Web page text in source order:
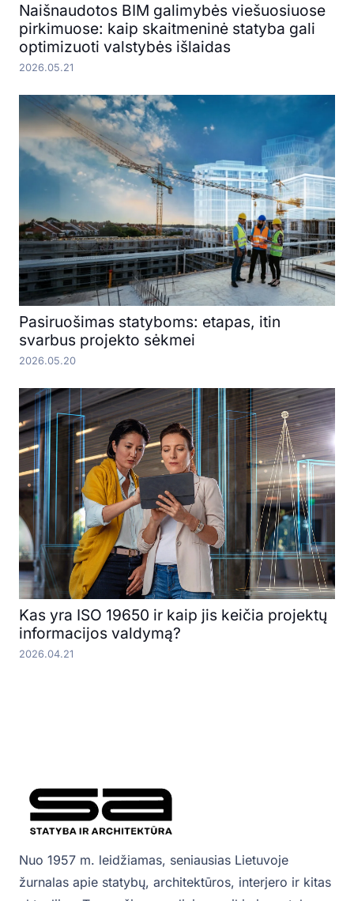
Naišnaudotos BIM galimybės viešuosiuose
pirkimuose: kaip skaitmeninė statyba gali
optimizuoti valstybės išlaidas
2026.05.21
Pasiruošimas statyboms: etapas, itin
svarbus projekto sėkmei
2026.05.20
Kas yra ISO 19650 ir kaip jis keičia projektų
informacijos valdymą?
2026.04.21
Nuo 1957 m. leidžiamas, seniausias Lietuvoje
žurnalas apie statybų, architektūros, interjero ir kitas